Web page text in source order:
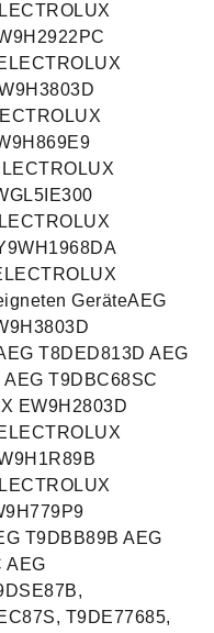
GeräteAEG
T8DED813D AEG
T9DBC68SC
EW9H2803D
T9DBB89B AEG
AEG
T9DE77685,